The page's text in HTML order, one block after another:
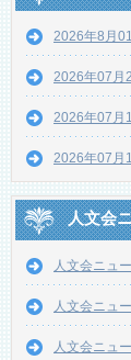
2026年8月
2026年07月
2026年07月
2026年07月
人文会
人文会ニュ
人文会ニュ
人文会ニュ